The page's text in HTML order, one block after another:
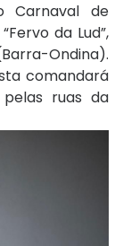
Carnaval de
da Lud”,
Ondina).
comandará
ruas da